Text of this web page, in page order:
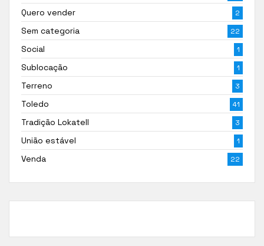
Quero vender 2
Sem categoria 22
Social 1
Sublocação 1
Terreno 3
Toledo 41
Tradição Lokatell 3
União estável 1
Venda 22